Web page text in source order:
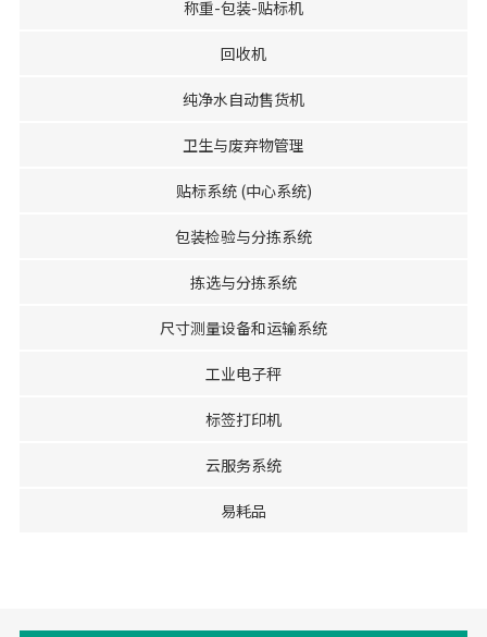
称重-包装-贴标机
回收机
纯净水自动售货机
卫生与废弃物管理
贴标系统 (中心系统)
包装检验与分拣系统
拣选与分拣系统
尺寸测量设备和运输系统
工业电子秤
标签打印机
云服务系统
易耗品